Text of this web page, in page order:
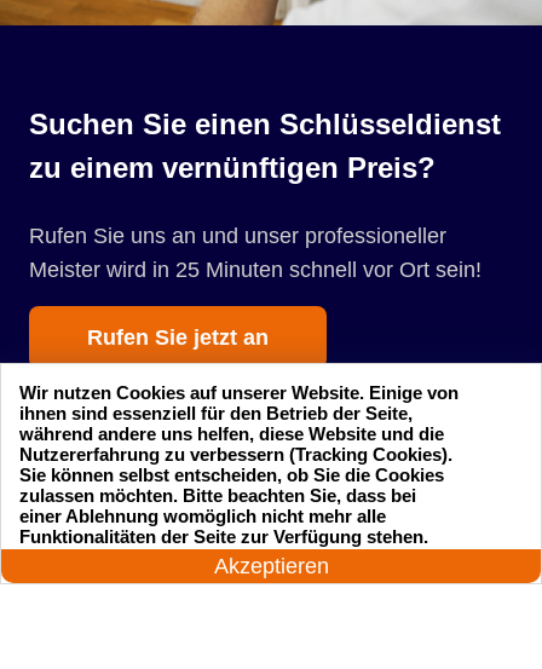
Suchen Sie einen Schlüsseldienst
zu einem vernünftigen Preis?
Rufen Sie uns an und unser professioneller
Meister wird in 25 Minuten schnell vor Ort sein!
Rufen Sie jetzt an
Startseite Einsatzgebiete
Preise
24 Stunden am Tag
Akzeptieren
Wir nutzen Cookies auf unserer Website. Einige von
ihnen sind essenziell für den Betrieb der Seite,
während andere uns helfen, diese Website und die
Nutzererfahrung zu verbessern (Tracking Cookies).
Sie können selbst entscheiden, ob Sie die Cookies
zulassen möchten. Bitte beachten Sie, dass bei
einer Ablehnung womöglich nicht mehr alle
Funktionalitäten der Seite zur Verfügung stehen.